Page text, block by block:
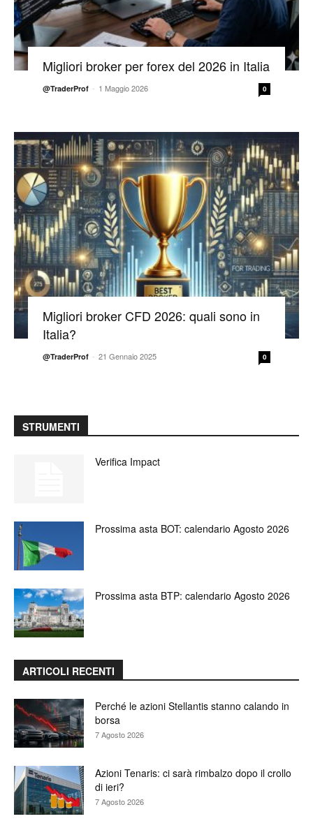
Migliori broker per forex del 2026 in Italia
@TraderProf - 1 Maggio 2026 0
Migliori broker CFD 2026: quali sono in
Italia?
@TraderProf - 21 Gennaio 2025 0
STRUMENTI
Verifica Impact
Prossima asta BOT: calendario Agosto 2026
Prossima asta BTP: calendario Agosto 2026
ARTICOLI RECENTI
Perché le azioni Stellantis stanno calando in
borsa
7 Agosto 2026
Azioni Tenaris: ci sarà rimbalzo dopo il crollo
di ieri?
7 Agosto 2026